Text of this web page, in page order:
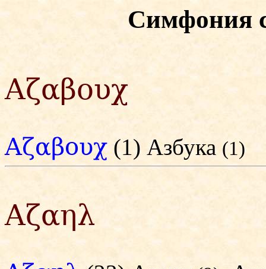
Симфония
Αζαβουχ
Αζαβουχ (1) Азбука (1)
Αζαηλ